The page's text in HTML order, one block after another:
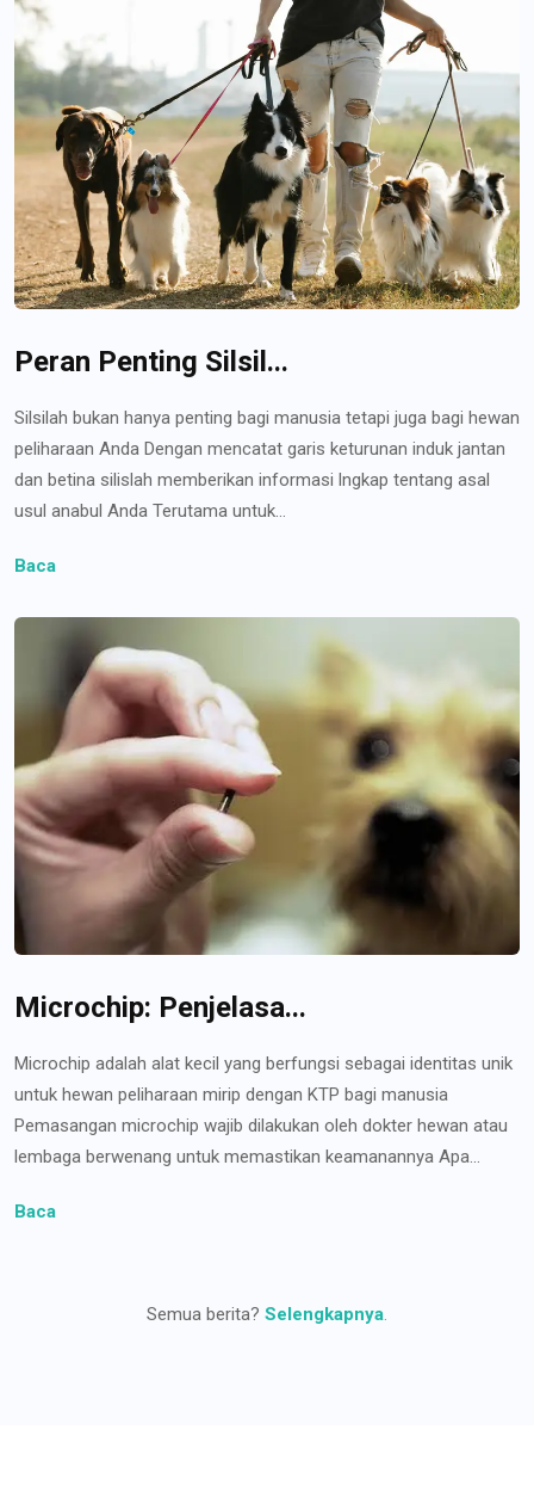
Peran Penting Silsil...
Silsilah bukan hanya penting bagi manusia tetapi juga bagi hewan
peliharaan Anda Dengan mencatat garis keturunan induk jantan
dan betina silislah memberikan informasi lngkap tentang asal
usul anabul Anda Terutama untuk...
Baca
Microchip: Penjelasa...
Microchip adalah alat kecil yang berfungsi sebagai identitas unik
untuk hewan peliharaan mirip dengan KTP bagi manusia
Pemasangan microchip wajib dilakukan oleh dokter hewan atau
lembaga berwenang untuk memastikan keamanannya Apa...
Baca
Semua berita? Selengkapnya.